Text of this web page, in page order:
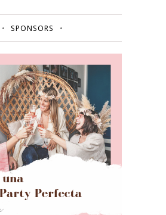
SPONSORS